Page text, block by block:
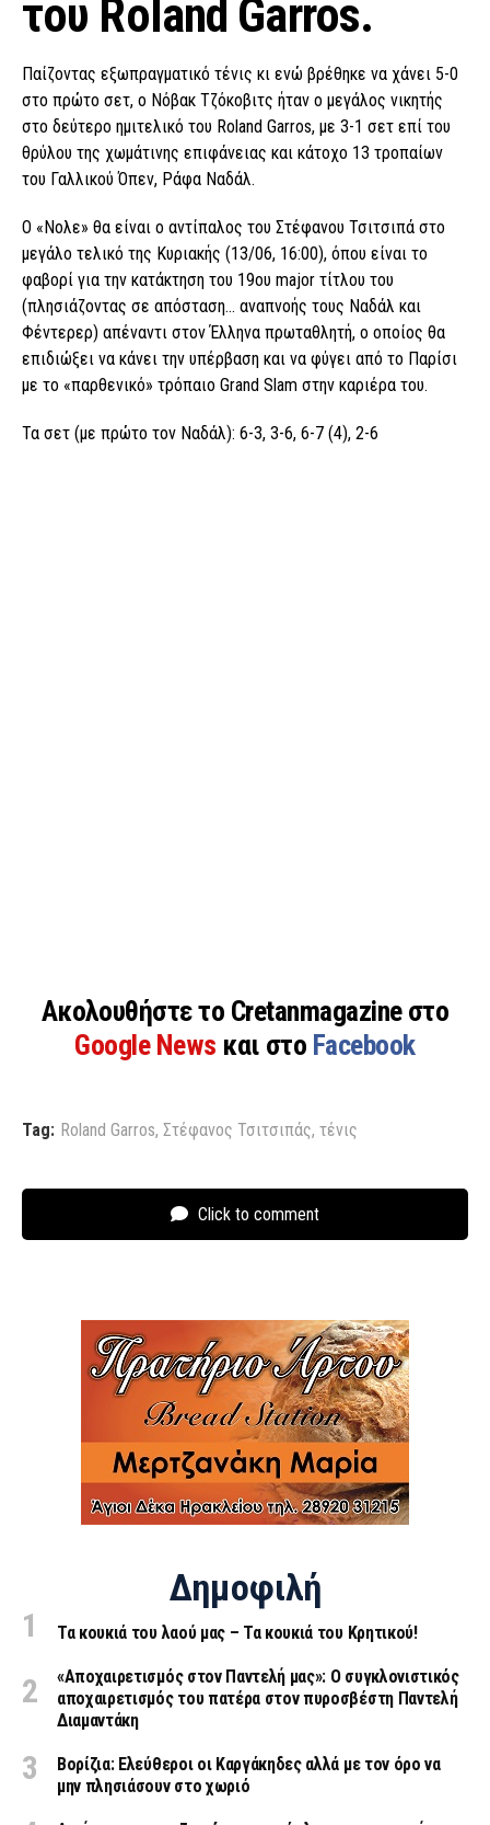
του Roland Garros.
Παίζοντας εξωπραγματικό τένις κι ενώ βρέθηκε να χάνει 5-0
στο πρώτο σετ, ο Νόβακ Τζόκοβιτς ήταν ο μεγάλος νικητής
στο δεύτερο ημιτελικό του Roland Garros, με 3-1 σετ επί του
θρύλου της χωμάτινης επιφάνειας και κάτοχο 13 τροπαίων
του Γαλλικού Όπεν, Ράφα Ναδάλ.
Ο «Νολε» θα είναι ο αντίπαλος του Στέφανου Τσιτσιπά στο
μεγάλο τελικό της Κυριακής (13/06, 16:00), όπου είναι το
φαβορί για την κατάκτηση του 19ου major τίτλου του
(πλησιάζοντας σε απόσταση… αναπνοής τους Ναδάλ και
Φέντερερ) απέναντι στον Έλληνα πρωταθλητή, ο οποίος θα
επιδιώξει να κάνει την υπέρβαση και να φύγει από το Παρίσι
με το «παρθενικό» τρόπαιο Grand Slam στην καριέρα του.
Τα σετ (με πρώτο τον Ναδάλ): 6-3, 3-6, 6-7 (4), 2-6
Ακολουθήστε το Cretanmagazine στο
Google News και στο Facebook
Tag: Roland Garros, Στέφανος Τσιτσιπάς, τένις
Click to comment
Δημοφιλή
Τα κουκιά του λαού μας – Τα κουκιά του Κρητικού!
«Aποχαιρετισμός στον Παντελή μας»: Ο συγκλονιστικός
αποχαιρετισμός του πατέρα στον πυροσβέστη Παντελή
Διαμαντάκη
Βορίζια: Ελεύθεροι οι Καργάκηδες αλλά με τον όρο να
μην πλησιάσουν στο χωριό